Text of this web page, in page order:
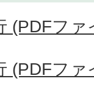
(PDFファ
(PDFファ